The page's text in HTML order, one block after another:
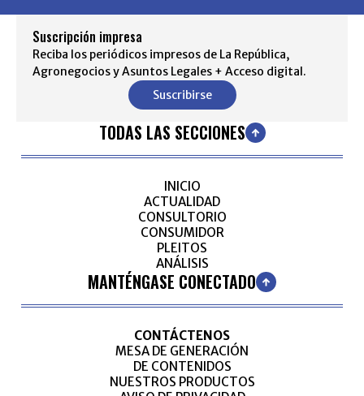
Suscripción impresa
Reciba los periódicos impresos de La República,
Agronegocios y Asuntos Legales + Acceso digital.
Suscribirse
TODAS LAS SECCIONES
INICIO
ACTUALIDAD
CONSULTORIO
CONSUMIDOR
PLEITOS
ANÁLISIS
MANTÉNGASE CONECTADO
CONTÁCTENOS
MESA DE GENERACIÓN
DE CONTENIDOS
NUESTROS PRODUCTOS